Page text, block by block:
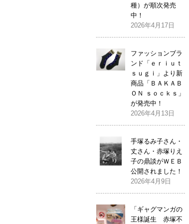
種）が順次発売
中！
2026年4月17日
ファッションブラ
ンド「ｅｒｉｕｔ
ｓｕｇｉ」より新
商品「ＢＡＫＡＢ
ＯＮ ｓｏｃｋｓ」
が発売中！
2026年4月13日
手塚るみ子さん・
丈さん・赤塚りえ
子の鼎談がＷＥＢ
公開されました！
2026年4月9日
「ギャグマンガの
王様誕生 赤塚不